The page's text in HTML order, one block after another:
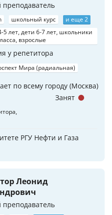
школьный курс
и еще 2
5 лет, дети 6-7 лет, школьники
взрослые
у репетитора
Мира (радиальная)
по всему городу (Москва)
РГУ Нефти и Газа
Занят
Леонид